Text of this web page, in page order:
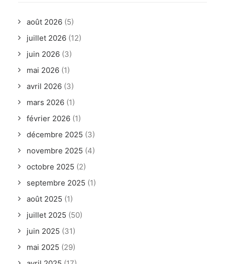
août 2026 (5)
juillet 2026 (12)
juin 2026 (3)
mai 2026 (1)
avril 2026 (3)
mars 2026 (1)
février 2026 (1)
décembre 2025 (3)
novembre 2025 (4)
octobre 2025 (2)
septembre 2025 (1)
août 2025 (1)
juillet 2025 (50)
juin 2025 (31)
mai 2025 (29)